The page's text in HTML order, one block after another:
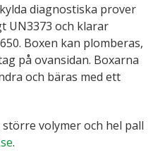
vårdens farliga
diagnostiska prover
UN3373 och klarar
Boxen kan plomberas,
på ovansidan. Boxarna
och bäras med ett
volymer och hel pall
.